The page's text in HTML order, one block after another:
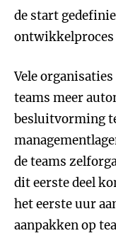
de start
Vele
teams meer
besluitvorming
de teams
dit eerste deel
het eerste uur
aanpakken op